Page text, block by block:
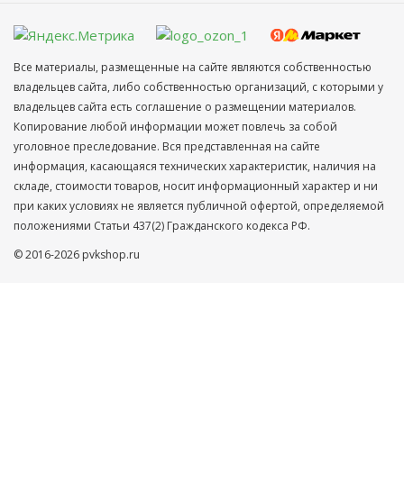
Все материалы, размещенные на сайте являются собственностью
владельцев сайта, либо собственностью организаций, с которыми у
владельцев сайта есть соглашение о размещении материалов.
Копирование любой информации может повлечь за собой
уголовное преследование. Вся представленная на сайте
информация, касающаяся технических характеристик, наличия на
складе, стоимости товаров, носит информационный характер и ни
при каких условиях не является публичной офертой, определяемой
положениями Статьи 437(2) Гражданского кодекса РФ.
© 2016-2026 pvkshop.ru